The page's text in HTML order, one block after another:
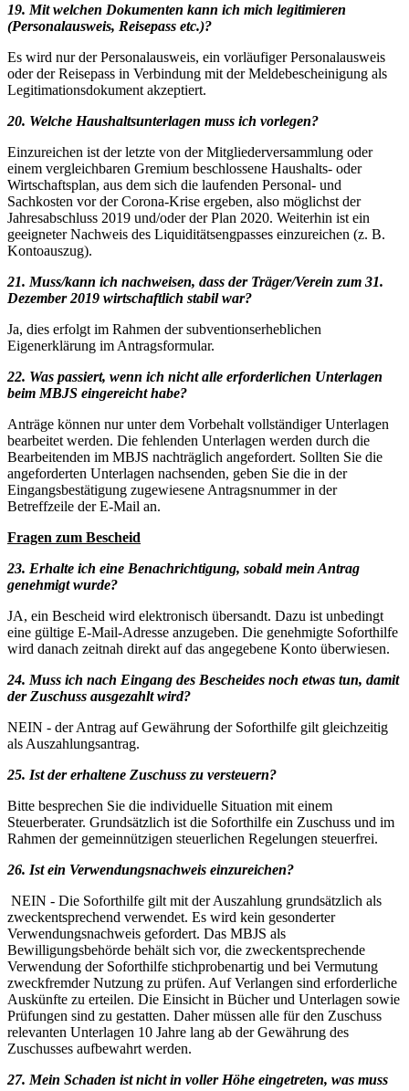
19. Mit welchen Dokumenten kann ich mich legitimieren
(Personalausweis, Reisepass etc.)?
Es wird nur der Personalausweis, ein vorläufiger Personalausweis
oder der Reisepass in Verbindung mit der Meldebescheinigung als
Legitimationsdokument akzeptiert.
20. Welche Haushaltsunterlagen muss ich vorlegen?
Einzureichen ist der letzte von der Mitgliederversammlung oder
einem vergleichbaren Gremium beschlossene Haushalts- oder
Wirtschaftsplan, aus dem sich die laufenden Personal- und
Sachkosten vor der Corona-Krise ergeben, also möglichst der
Jahresabschluss 2019 und/oder der Plan 2020. Weiterhin ist ein
geeigneter Nachweis des Liquiditätsengpasses einzureichen (z. B.
Kontoauszug).
21. Muss/kann ich nachweisen, dass der Träger/Verein zum 31.
Dezember 2019 wirtschaftlich stabil war?
Ja, dies erfolgt im Rahmen der subventionserheblichen
Eigenerklärung im Antragsformular.
22. Was passiert, wenn ich nicht alle erforderlichen Unterlagen
beim MBJS eingereichthabe?
Anträge können nur unter dem Vorbehalt vollständiger Unterlagen
bearbeitet werden. Die fehlenden Unterlagen werden durch die
Bearbeitenden im MBJS nachträglich angefordert. Sollten Sie die
angeforderten Unterlagen nachsenden, geben Sie die in der
Eingangsbestätigung zugewiesene Antragsnummer in der
Betreffzeile der E-Mail an.
Fragen zum Bescheid
23. Erhalte ich eine Benachrichtigung, sobald mein Antrag
genehmigt wurde?
JA, ein Bescheid wird elektronisch übersandt. Dazu ist unbedingt
eine gültige E-Mail-Adresse anzugeben. Die genehmigte Soforthilfe
wird danach zeitnah direkt auf das angegebene Konto überwiesen.
24. Muss ich nach Eingang des Bescheides noch etwas tun, damit
der Zuschuss ausgezahlt wird?
NEIN - der Antrag auf Gewährung der Soforthilfe gilt gleichzeitig
als Auszahlungsantrag.
25. Ist der erhaltene Zuschuss zu versteuern?
Bitte besprechen Sie die individuelle Situation mit einem
Steuerberater. Grundsätzlich ist die Soforthilfe ein Zuschuss und im
Rahmen der gemeinnützigen steuerlichen Regelungen steuerfrei.
26. Ist ein Verwendungsnachweis einzureichen?
NEIN - Die Soforthilfe gilt mit der Auszahlung grundsätzlich als
zweckentsprechend verwendet. Es wird kein gesonderter
Verwendungsnachweis gefordert. Das MBJS als
Bewilligungsbehörde behält sich vor, die zweckentsprechende
Verwendung der Soforthilfe stichprobenartig und bei Vermutung
zweckfremder Nutzung zu prüfen. Auf Verlangen sind erforderliche
Auskünfte zu erteilen. Die Einsicht in Bücher und Unterlagen sowie
Prüfungen sind zu gestatten. Daher müssen alle für den Zuschuss
relevanten Unterlagen 10 Jahre lang ab der Gewährung des
Zuschusses aufbewahrt werden.
27. Mein Schaden ist nicht in voller Höhe eingetreten, was muss